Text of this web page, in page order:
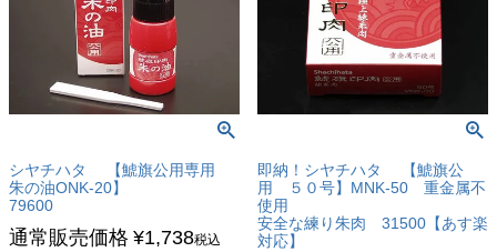
シヤチハタ 【鯱旗公用専用
朱の油ONK-20】
79600
通常販売価格 ¥1,738税込
即納！シヤチハタ 【鯱旗公
用 ５０号】MNK-50 重金属不
使用
安全な練り朱肉 31500【あす楽
対応】